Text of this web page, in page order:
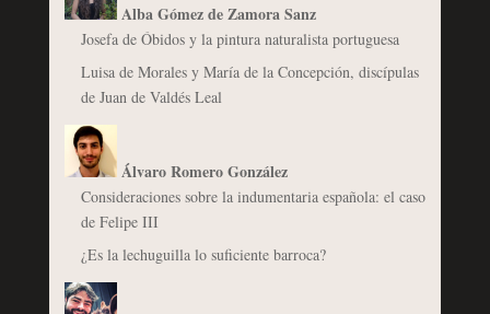
Alba Gómez de Zamora Sanz
Josefa de Óbidos y la pintura naturalista portuguesa
Luisa de Morales y María de la Concepción, discípulas
de Juan de Valdés Leal
Álvaro Romero González
Consideraciones sobre la indumentaria española: el caso
de Felipe III
¿Es la lechuguilla lo suficiente barroca?